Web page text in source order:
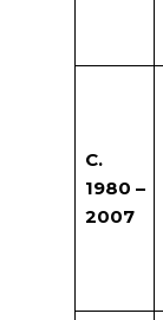
C.
1980 –
2007